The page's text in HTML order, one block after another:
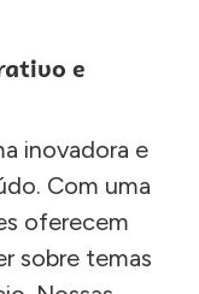
e
inovadora e
Com uma
oferecem
sobre temas